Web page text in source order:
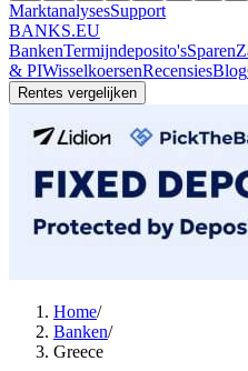
MarktanalysesSupport
BANKS.EU
BankenTermijndeposito'sSparen
& PIWisselkoersenRecensiesBlog
Rentes vergelijken
Home/
Banken/
Greece